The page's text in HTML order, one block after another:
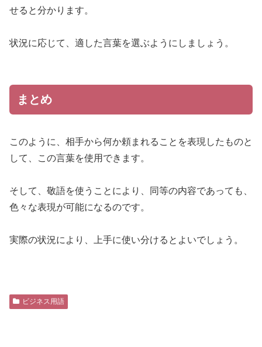
せると分かります。
状況に応じて、適した言葉を選ぶようにしましょう。
まとめ
このように、相手から何か頼まれることを表現したものと
して、この言葉を使用できます。
そして、敬語を使うことにより、同等の内容であっても、
色々な表現が可能になるのです。
実際の状況により、上手に使い分けるとよいでしょう。
ビジネス用語